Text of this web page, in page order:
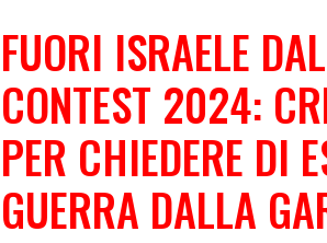
FUORI ISRAELE
CONTEST 2024:
PER CHIEDERE DI
GUERRA DALLA